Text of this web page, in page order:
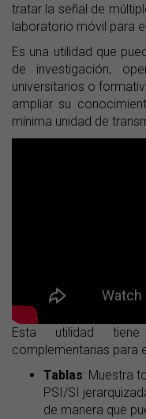
tratar la señal de
laboratorio móvil para
Es una utilidad que
de investigación,
universitarios o
ampliar su
mínima unidad de
Esta utilidad
complementarias para
Tablas: Muestra
PSI/SI
de manera que